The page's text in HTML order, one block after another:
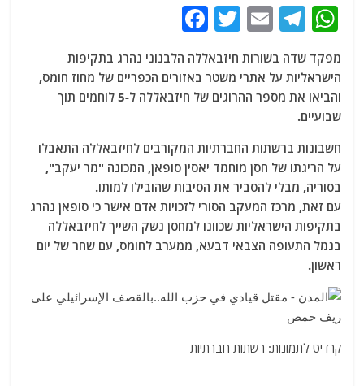
W
at
s
A
p
p
T
e
g
m
E
ai
l
T
w
itt
er
a
c
e
o
o
k
מפקד שדה בשורות חיזבאללה הלבנוני נהרג בתקיפות
הישראליות על אתרי משטר באזורים הכפריים של מחוז חומס,
והביאו את מספר ההרוגים של חיזבאללה ל-5 לוחמים תוך
שבועיים.
חשבונות ברשתות החברתיות המקורבים לחיזבאללה התאבלו
על הריגתו של חסן מוחמד יאסין סופאן, המכונה "מר יעקב",
בסוריה, מבלי להסביר את הסיבות שהובילו למותו.
עם זאת, מרכז המעקב הסורי לזכויות אדם אישר כי סופאן נהרג
בתקיפות הישראליות שכוונו למחסן נשק השייך לחיזבאללה
בנמל התעופה הצבאי דבעא, ממערב לחומס, עם שחר של יום
ראשון.
קרדיט לתמונות: רשתות חברתיות